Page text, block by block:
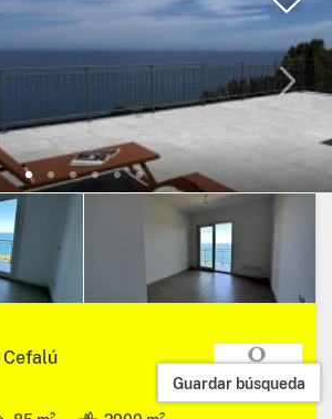
Sicilia, provincia: Palermo.Guardar búsqueda